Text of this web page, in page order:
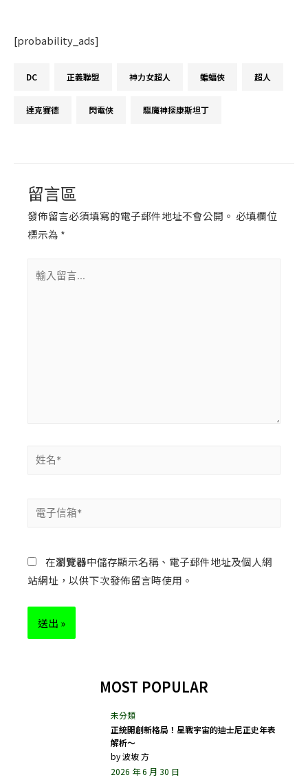
[probability_ads]
留言區
發佈留言必須填寫的電子郵件地址不會公開。 必填欄位
標示為 *
在瀏覽器中儲存顯示名稱、電子郵件地址及個人網
站網址，以供下次發佈留言時使用。
MOST POPULAR
正統開創新格局！星戰宇宙的迪士尼正史年表
解析～
by波坡 方
2026 年 6 月 30 日